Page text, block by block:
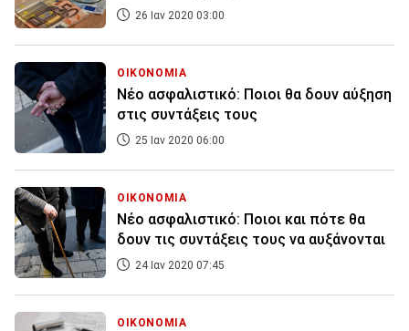
26 Ιαν 2020 03:00
ΟΙΚΟΝΟΜΙΑ
Νέο ασφαλιστικό: Ποιοι θα δουν αύξηση
στις συντάξεις τους
25 Ιαν 2020 06:00
ΟΙΚΟΝΟΜΙΑ
Νέο ασφαλιστικό: Ποιοι και πότε θα
δουν τις συντάξεις τους να αυξάνονται
24 Ιαν 2020 07:45
ΟΙΚΟΝΟΜΙΑ